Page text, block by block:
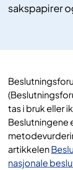
sakspapirer
tas i bruk eller
Beslutningene
artikkelen
nasjonale